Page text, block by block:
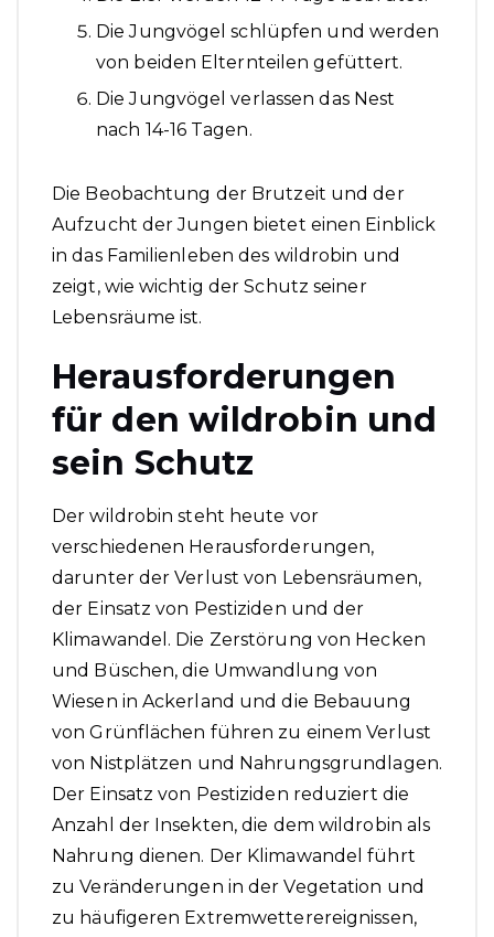
Die Jungvögel schlüpfen und werden
von beiden Elternteilen gefüttert.
Die Jungvögel verlassen das Nest
nach 14-16 Tagen.
Die Beobachtung der Brutzeit und der
Aufzucht der Jungen bietet einen Einblick
in das Familienleben des wildrobin und
zeigt, wie wichtig der Schutz seiner
Lebensräume ist.
Herausforderungen
für den wildrobin und
sein Schutz
Der wildrobin steht heute vor
verschiedenen Herausforderungen,
darunter der Verlust von Lebensräumen,
der Einsatz von Pestiziden und der
Klimawandel. Die Zerstörung von Hecken
und Büschen, die Umwandlung von
Wiesen in Ackerland und die Bebauung
von Grünflächen führen zu einem Verlust
von Nistplätzen und Nahrungsgrundlagen.
Der Einsatz von Pestiziden reduziert die
Anzahl der Insekten, die dem wildrobin als
Nahrung dienen. Der Klimawandel führt
zu Veränderungen in der Vegetation und
zu häufigeren Extremwetterereignissen,